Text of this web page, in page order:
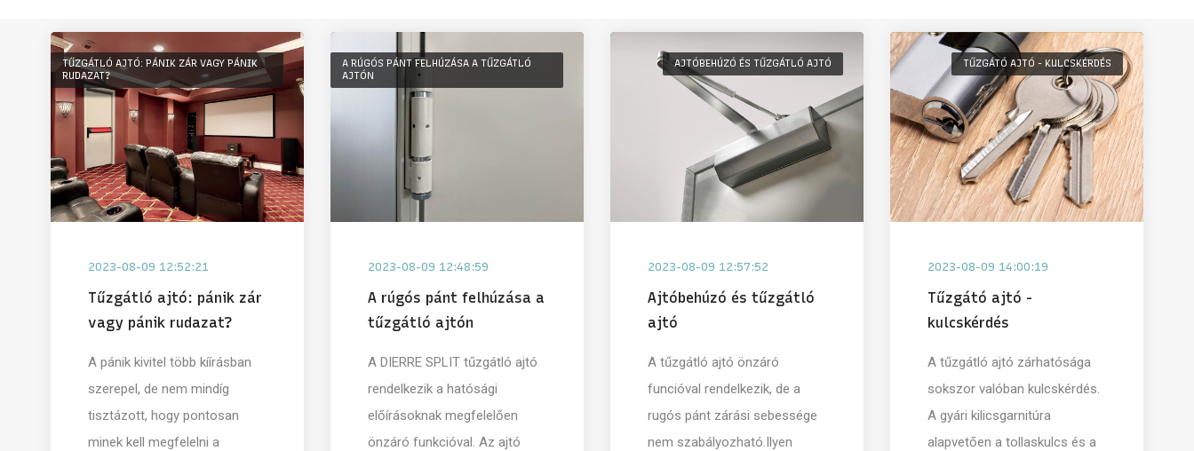
TŰZGÁTLÓ AJTÓ: PÁNIK ZÁR VAGY PÁNIK
RUDAZAT?
2023-08-09 12:52:21
Tűzgátló ajtó: pánik zár
vagy pánik rudazat?
A pánik kivitel több kíírásban
szerepel, de nem mindíg
tisztázott, hogy pontosan
minek kell megfelelni a
A RÚGÓS PÁNT FELHÚZÁSA A TŰZGÁTLÓ
AJTÓN
2023-08-09 12:48:59
A rúgós pánt felhúzása a
tűzgátló ajtón
A DIERRE SPLIT tűzgátló ajtó
rendelkezik a hatósági
előírásoknak megfelelően
önzáró funkcióval. Az ajtó
AJTÓBEHÚZÓ ÉS TŰZGÁTLÓ AJTÓ
2023-08-09 12:57:52
Ajtóbehúzó és tűzgátló
ajtó
A tűzgátló ajtó önzáró
funcióval rendelkezik, de a
rugós pánt zárási sebessége
nem szabályozható.Ilyen
TŰZGÁTÓ AJTÓ - KULCSKÉRDÉS
2023-08-09 14:00:19
Tűzgátó ajtó -
kulcskérdés
A tűzgátló ajtó zárhatósága
sokszor valóban kulcskérdés.
A gyári kilicsgarnitúra
alapvetően a tollaskulcs és a